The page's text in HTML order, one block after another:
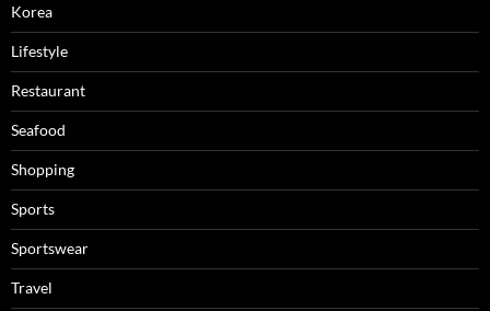
Korea
Lifestyle
Restaurant
Seafood
Shopping
Sports
Sportswear
Travel